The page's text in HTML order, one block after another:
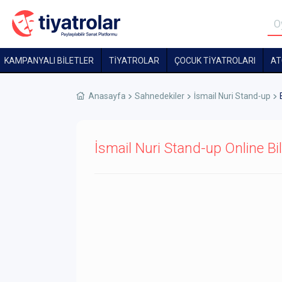
KAMPANYALI BİLETLER TİYATROLAR ÇOCUK TIYATROLARI
Anasayfa Sahnedekiler İsmail Nuri Stand-up
İsmail Nuri Stand-up Online